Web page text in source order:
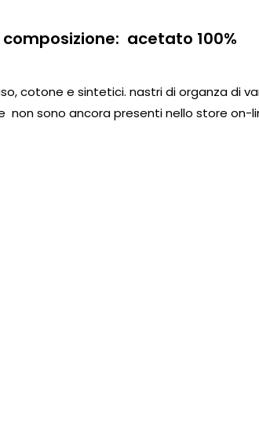
composizione: acetato 100%
cotone e sintetici. nastri di organza di
sono ancora presenti nello store on-